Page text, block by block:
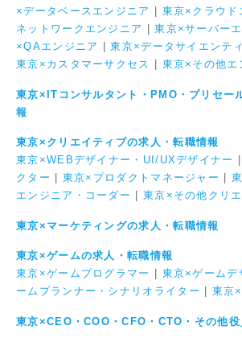
×データベースエンジニア
東京×クラウド
ネットワークエンジニア
|東京×サーバー
×QAエンジニア
|東京×データサイエンテ
東京×カスタマーサクセス
東京×その他エ
東京×ITコンサルタント・PMO・プリセー
報
東京×クリエイティブの求人・転職情報
東京×WEBデザイナー・UI/UXデザイナー
クター
東京×プロダクトマネージャー
エンジニア・コーダー
東京×その他クリ
東京×マーケティングの求人・転職情報
東京×ゲームの求人・転職情報
東京×ゲームプログラマー
東京×ゲームデ
ームプランナー・シナリオライター
東京
東京×CEO・COO・CFO・CTO・その他